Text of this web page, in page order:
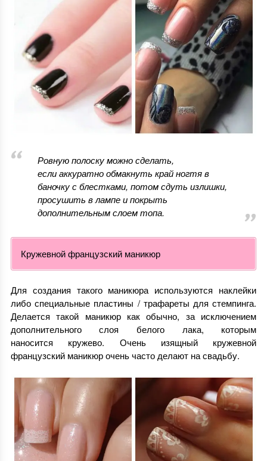
Ровную полоску можно сделать,
если аккуратно обмакнуть край ногтя в
баночку с блестками, потом сдуть излишки,
просушить в лампе и покрыть
дополнительным слоем топа.
Кружевной французский маникюр
Для создания такого маникюра используются наклейки
либо специальные пластины / трафареты для стемпинга.
Делается такой маникюр как обычно, за исключением
дополнительного слоя белого лака, которым
наносится кружево. Очень изящный кружевной
французский маникюр очень часто делают на свадьбу.